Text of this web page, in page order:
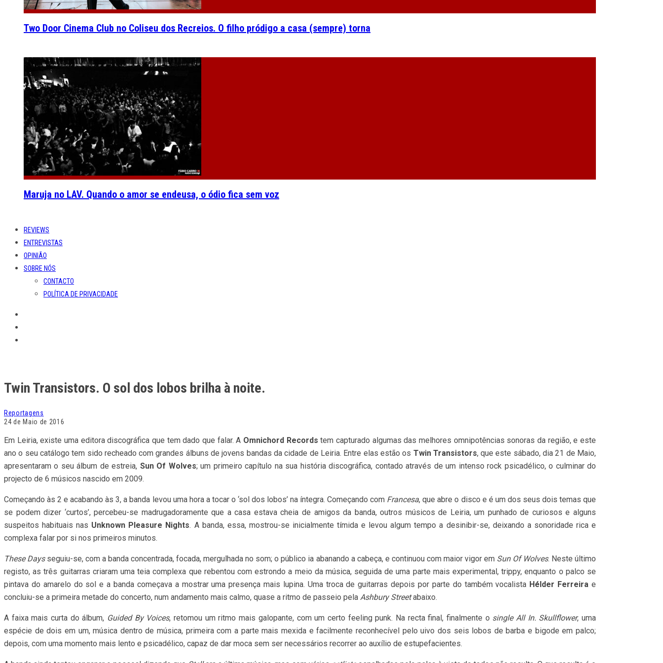
Two Door Cinema Club no Coliseu dos Recreios. O filho pródigo a casa (sempre) torna
Maruja no LAV. Quando o amor se endeusa, o ódio fica sem voz
REVIEWS
ENTREVISTAS
OPINIÃO
SOBRE NÓS
CONTACTO
POLÍTICA DE PRIVACIDADE
Twin Transistors. O sol dos lobos brilha à noite.
Reportagens
24 de Maio de 2016
Em Leiria, existe uma editora discográfica que tem dado que falar. A Omnichord Records tem capturado algumas das melhores omnipotências sonoras da região, e este
ano o seu catálogo tem sido recheado com grandes álbuns de jovens bandas da cidade de Leiria. Entre elas estão os Twin Transistors, que este sábado, dia 21 de Maio,
apresentaram o seu álbum de estreia, Sun Of Wolves; um primeiro capítulo na sua história discográfica, contado através de um intenso rock psicadélico, o culminar do
projecto de 6 músicos nascido em 2009.
Começando às 2 e acabando às 3, a banda levou uma hora a tocar o ‘sol dos lobos’ na íntegra. Começando com Francesa, que abre o disco e é um dos seus dois temas que
se podem dizer ‘curtos’, percebeu-se madrugadoramente que a casa estava cheia de amigos da banda, outros músicos de Leiria, um punhado de curiosos e alguns
suspeitos habituais nas Unknown Pleasure Nights. A banda, essa, mostrou-se inicialmente tímida e levou algum tempo a desinibir-se, deixando a sonoridade rica e
complexa falar por si nos primeiros minutos.
These Daysseguiu-se, com a banda concentrada, focada, mergulhada no som; o público ia abanando a cabeça, e continuou com maior vigor em Sun Of Wolves. Neste último
registo, as três guitarras criaram uma teia complexa que rebentou com estrondo a meio da música, seguida de uma parte mais experimental, trippy, enquanto o palco se
pintava do amarelo do sol e a banda começava a mostrar uma presença mais lupina. Uma troca de guitarras depois por parte do também vocalista Hélder Ferreira e
concluiu-se a primeira metade do concerto, num andamento mais calmo, quase a ritmo de passeio pela Ashbury Streetabaixo.
A faixa mais curta do álbum, Guided By Voices, retomou um ritmo mais galopante, com um certo feeling punk. Na recta final, finalmente o single All In. Skullflower, uma
espécie de dois em um, música dentro de música, primeira com a parte mais mexida e facilmente reconhecível pelo uivo dos seis lobos de barba e bigode em palco;
depois, com uma momento mais lento e psicadélico, capaz de dar moca sem ser necessários recorrer ao auxílio de estupefacientes.